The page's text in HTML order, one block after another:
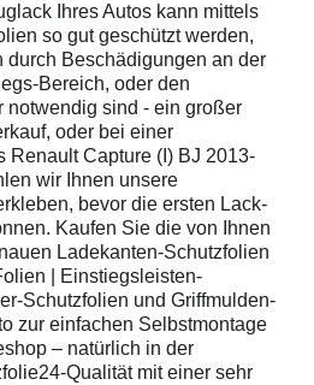
Ihres Autos kann mittels
so gut geschützt werden,
durch Beschädigungen an der
Bereich, oder den
notwendig sind - ein großer
oder bei einer
Renault Capture (I) BJ 2013-
wir Ihnen unsere
bevor die ersten Lack-
Kaufen Sie die von Ihnen
Ladekanten-Schutzfolien
| Einstiegsleisten-
Schutzfolien und Griffmulden-
zur einfachen Selbstmontage
– natürlich in der
Qualität mit einer sehr